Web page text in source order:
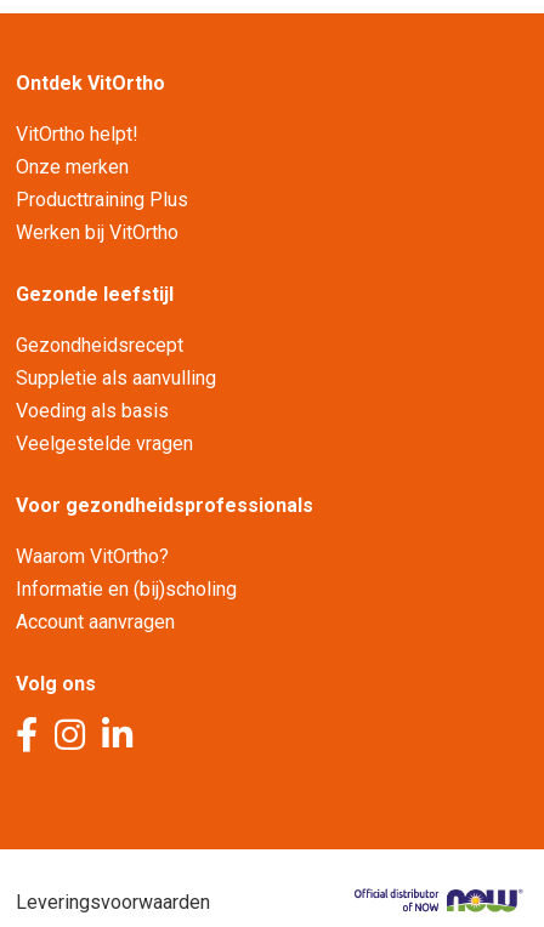
Ontdek VitOrtho
VitOrtho helpt!
Onze merken
Producttraining Plus
Werken bij VitOrtho
Gezonde leefstijl
Gezondheidsrecept
Suppletie als aanvulling
Voeding als basis
Veelgestelde vragen
Voor gezondheidsprofessionals
Waarom VitOrtho?
Informatie en (bij)scholing
Account aanvragen
Volg ons
Leveringsvoorwaarden